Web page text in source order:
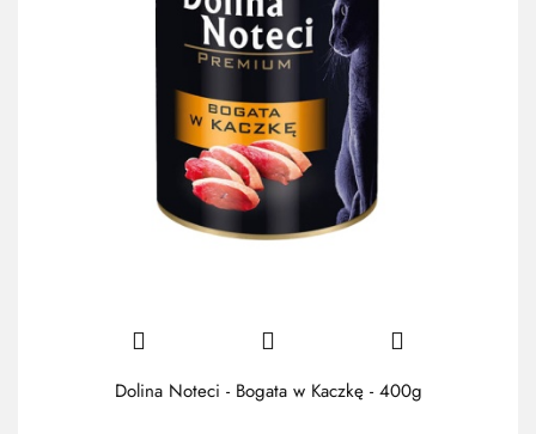
Dolina Noteci - Bogata w Kaczkę - 400g